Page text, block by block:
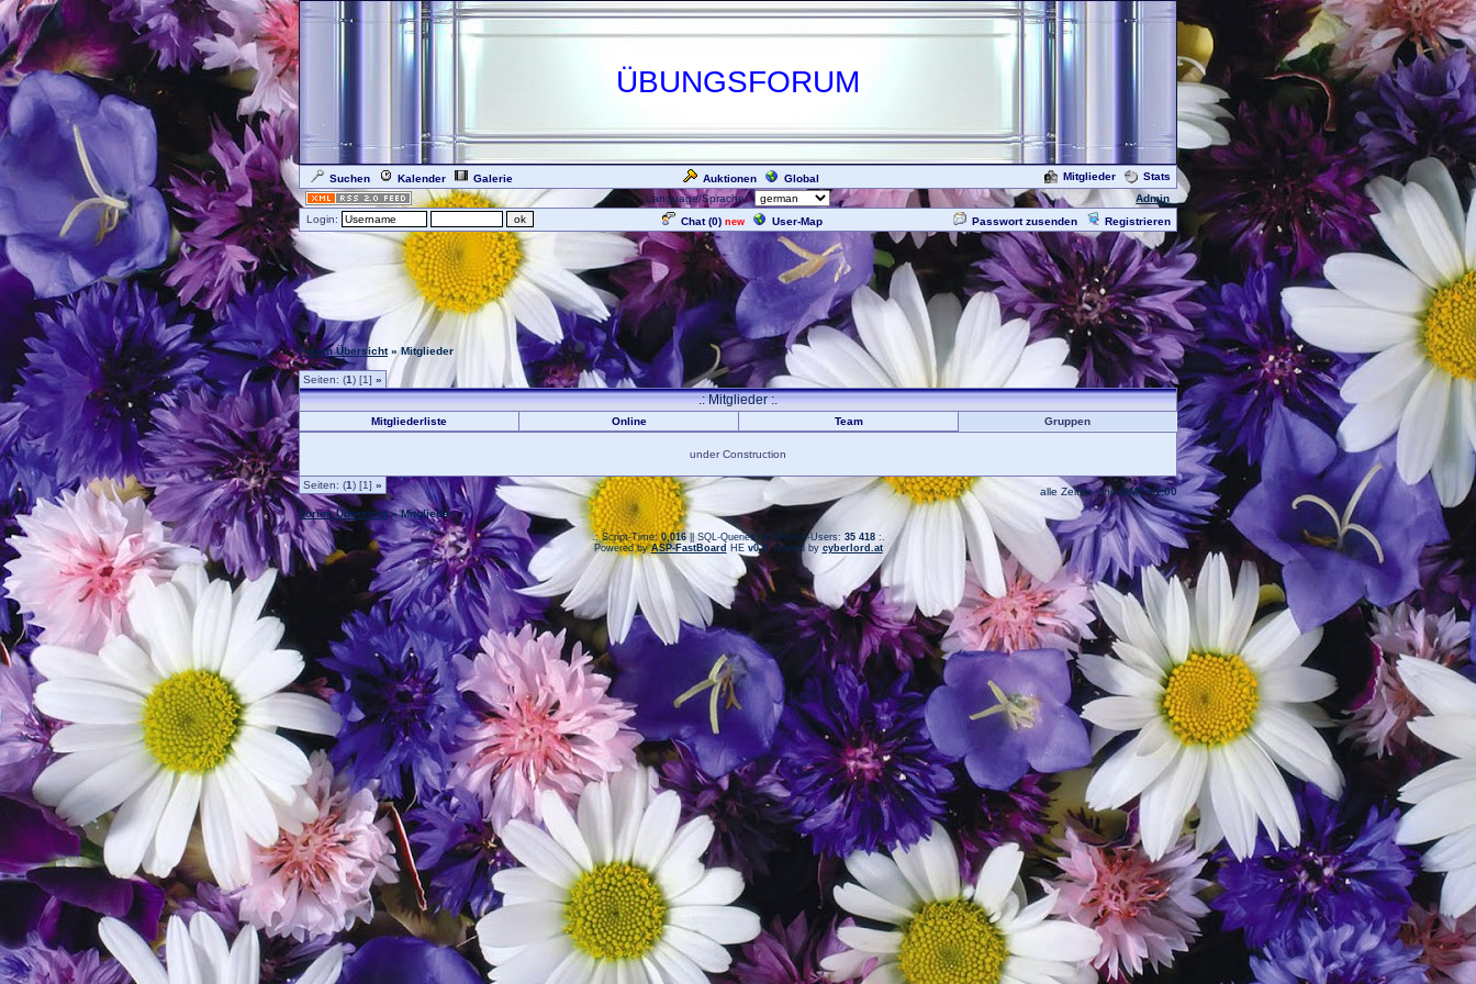
ÜBUNGSFORUM
Suchen Kalender Galerie Auktionen Global Mitglieder
Stats
Language/Sprache:
Admin
Login:
Chat (0) new User-Map Passwort zusenden Registrieren
Forum Übersicht» Mitglieder
Seiten: (1) [1] »
.: Mitglieder :.
Mitgliederliste Online Team Gruppen
under Construction
Seiten: (1) [1] »
alle Zeiten sindGMT +1:00
Forum Übersicht» Mitglieder
.: Script-Time:0,016|| SQL-Queries: 4|| Active-Users: 35 418:.
Powered byASP-FastBoard HE v0.8, hosted by cyberlord.at